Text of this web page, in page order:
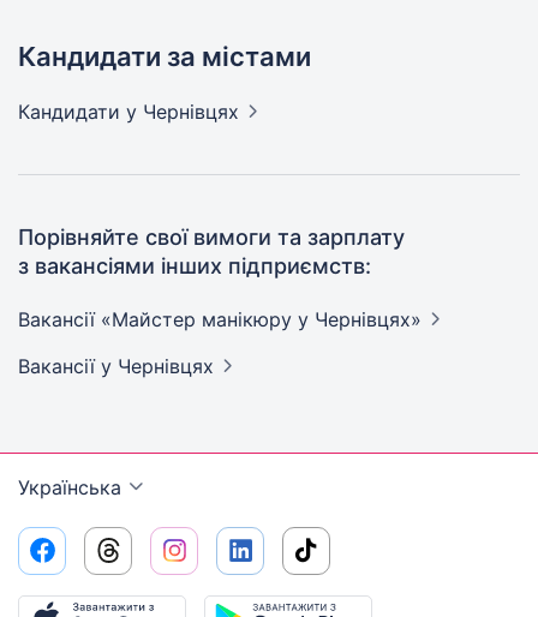
Кандидати за містами
Кандидати у Чернівцях
Порівняйте свої вимоги та зарплату
з вакансіями інших підприємств:
Вакансії «Майстер манікюру у Чернівцях»
Вакансії у Чернівцях
Українська